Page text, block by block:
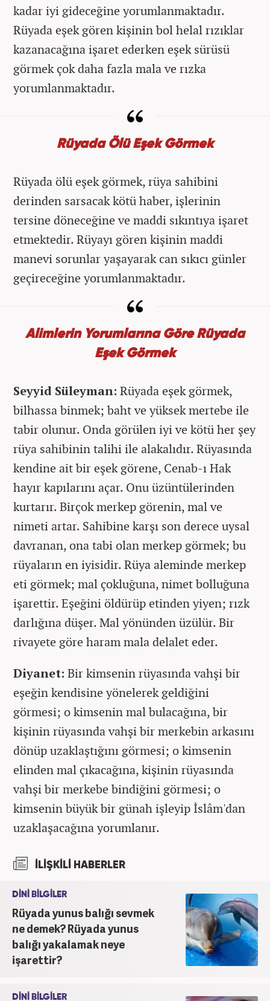
kadar iyi gideceğine yorumlanmaktadır.
Rüyada eşek gören kişinin bol helal rızıklar
kazanacağına işaret ederken eşek sürüsü
görmek çok daha fazla mala ve rızka
yorumlanmaktadır.
Rüyada Ölü Eşek Görmek
Rüyada ölü eşek görmek, rüya sahibini
derinden sarsacak kötü haber, işlerinin
tersine döneceğine ve maddi sıkıntıya işaret
etmektedir. Rüyayı gören kişinin maddi
manevi sorunlar yaşayarak can sıkıcı günler
geçireceğine yorumlanmaktadır.
Alimlerin Yorumlarına Göre Rüyada
Eşek Görmek
Seyyid Süleyman: Rüyada eşek görmek,
bilhassa binmek; baht ve yüksek mertebe ile
tabir olunur. Onda görülen iyi ve kötü her şey
rüya sahibinin talihi ile alakalıdır. Rüyasında
kendine ait bir eşek görene, Cenab-ı Hak
hayır kapılarını açar. Onu üzüntülerinden
kurtarır. Birçok merkep görenin, mal ve
nimeti artar. Sahibine karşı son derece uysal
davranan, ona tabi olan merkep görmek; bu
rüyaların en iyisidir. Rüya aleminde merkep
eti görmek; mal çokluğuna, nimet bolluğuna
işarettir. Eşeğini öldürüp etinden yiyen; rızk
darlığına düşer. Mal yönünden üzülür. Bir
rivayete göre haram mala delalet eder.
Diyanet: Bir kimsenin rüyasında vahşi bir
eşeğin kendisine yönelerek geldiğini
görmesi; o kimsenin mal bulacağına, bir
kişinin rüyasında vahşi bir merkebin arkasını
dönüp uzaklaştığını görmesi; o kimsenin
elinden mal çıkacağına, kişinin rüyasında
vahşi bir merkebe bindiğini görmesi; o
kimsenin büyük bir günah işleyip İslâm'dan
uzaklaşacağına yorumlanır.
İLİŞKİLİ HABERLER
DİNİ BİLGİLER
Rüyada yunus balığı sevmek
ne demek? Rüyada yunus
balığı yakalamak neye
işarettir?
DİNİ BİLGİLER